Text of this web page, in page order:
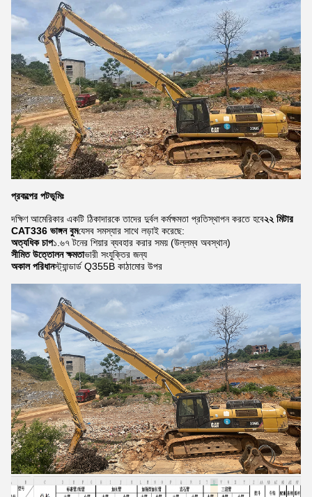
প্রকল্পের পটভূমিঃ
দক্ষিণ আমেরিকার একটি ঠিকাদারকে তাদের দুর্বল কর্মক্ষমতা প্রতিস্থাপন করতে হবে২২ মিটার
CAT336 ভাঙ্গন বুমযেসব সমস্যার সাথে লড়াই করেছে:
অত্যধিক চাপ১.৬৭ টনের শিয়ার ব্যবহার করার সময় (উল্লম্ব অবস্থান)
সীমিত উত্তোলন ক্ষমতাভারী সংযুক্তির জন্য
অকাল পরিধানস্ট্যান্ডার্ড Q355B কাঠামোর উপর